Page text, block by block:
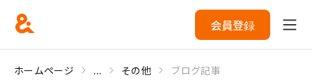
会員登録
ホームページ ... その他 ブログ記事